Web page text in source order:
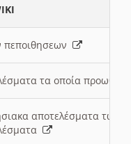
πεποιθησεων
τα οποία
αποτελέσματα